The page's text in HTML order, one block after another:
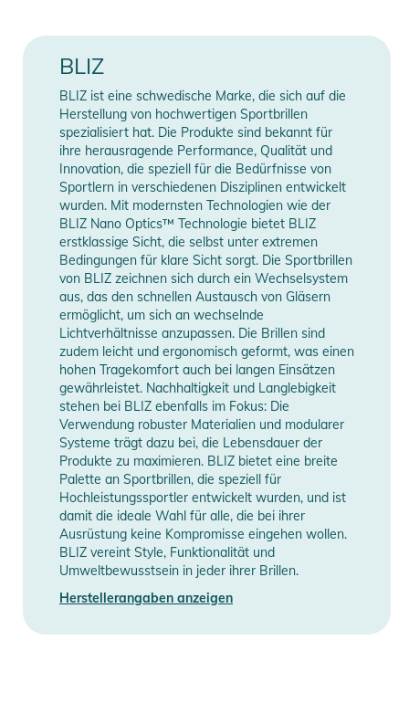
- Allgemeine Eigenschaften: Die Matrix ist das Modell, bei dem
Leistung und Einstellung um die Pole-Position kämpfen. Ein
ist und bei der Funktion keine Kompromisse eingeht. Sie ist
ein Unisex-Modell, das am besten für durchschnittlich große
Gesichter geeignet ist. Nimm anspruchsvolle
Herausforderungen mit vollem Selbstvertrauen an. Du kannst
darauf vertrauen, dass die Matrix viel bietet. Fantastischer
Tragekomfort, unschlagbares Sichtfeld und nicht zuletzt
bewundernde Blicke der Menschen um dich herum.
- Glaseigenschaften: Die Matrix ist mit Hydro Lens Technology
ausgestattet. Ein Objektiv aus X-PC mit hoher optischer
Qualität für klare und scharfe Sicht bei unterschiedlichen
Wetterbedingungen. Die Linse verfügt über vollständigen UV-
Schutz, minimale Brechung, kratzfeste und hydrophobe
Eigenschaften.
- Materialien: Die Matrix Small besteht aus Grilamid TR90,
einem Material, das unschlagbare Flexibilität und geringes
Gewicht bietet. Sie wiegt nur 34 Gramm. Das Hightech-
Material ist bei niedrigen wie bei hohen Temperaturen
gleichermaßen angenehm zu tragen.
- Anpassungsmöglichkeiten: Mit der Matrix Small ist es immer
einfach, das Richtige für dich zu finden. Du bist immer bereit
für die nächste Herausforderung. Die Bügel können
verstellbare Nasenpolster hält deine Brille an Ort und Stelle.
Das Objektiv kann problemlos gegen ein anderes mit einer
Manufacturer
Information
Herstellerangaben
anzeigen
BLIZ
BLIZ ist eine schwedische Marke, die sich auf die
Herstellung von hochwertigen Sportbrillen
spezialisiert hat. Die Produkte sind bekannt für
ihre herausragende Performance, Qualität und
Innovation, die speziell für die Bedürfnisse von
Sportlern in verschiedenen Disziplinen entwickelt
wurden. Mit modernsten Technologien wie der
BLIZ Nano Optics™ Technologie bietet BLIZ
erstklassige Sicht, die selbst unter extremen
Bedingungen für klare Sicht sorgt. Die Sportbrillen
von BLIZ zeichnen sich durch ein Wechselsystem
aus, das den schnellen Austausch von Gläsern
ermöglicht, um sich an wechselnde
Lichtverhältnisse anzupassen. Die Brillen sind
zudem leicht und ergonomisch geformt, was einen
hohen Tragekomfort auch bei langen Einsätzen
gewährleistet. Nachhaltigkeit und Langlebigkeit
stehen bei BLIZ ebenfalls im Fokus: Die
Verwendung robuster Materialien und modularer
Systeme trägt dazu bei, die Lebensdauer der
Produkte zu maximieren. BLIZ bietet eine breite
Palette an Sportbrillen, die speziell für
Hochleistungssportler entwickelt wurden, und ist
damit die ideale Wahl für alle, die bei ihrer
Ausrüstung keine Kompromisse eingehen wollen.
BLIZ vereint Style, Funktionalität und
Umweltbewusstsein in jeder ihrer Brillen.
Herstellerangaben anzeigen